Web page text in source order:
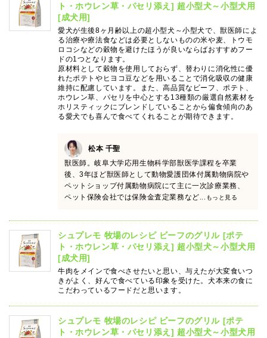
ト・ホウレン草・パセリ添え] 超小型犬～小型犬用
[成犬用]
愛犬が生後8ヶ月齢以上の超小型犬～小型犬で、獣医師によ
る治療や療法食などは必要としないものの米や麦、トウモ
ロコシなどの穀物を避けたほうが良いならばおすすめフー
ドの1つとなります。
原材料として穀物を使用しておらず、替わりに消化性に優
れたポテトやヒヨコ豆などを用いることで消化吸収の健康
維持に配慮しています。また、高品質なビーフ、ポテト、
ホウレン草、パセリを中心とする13種類の厳選自然素材を
ホリスティックにブレンドしていることから偏食傾向のあ
る愛犬でも喜んで食べてくれることが期待できます。
松本 千聖
獣医師。岐阜大学応用生物科学部獣医学課程を卒業
後、3年ほど獣医師として動物愛護団体付属動物病院や
ペットショップ付属動物病院にて主に一次診療業務、
ペット保険会社では保険金査定業務など ...もっと見る
シュプレモ 牧場のレシピ ビーフのグリル [ポテ
ト・ホウレン草・パセリ添え] 超小型犬～小型犬用
[成犬用]
牛肉をメインで食べさせたいと思い、与えたが大変食いつ
きがよく、好んで食べている印象を受けた。犬本来の食に
こだわっているフードだと思います。
シュプレモ 牧場のレシピ ビーフのグリル [ポテ
ト・ホウレン草・パセリ添え] 超小型犬～小型犬用